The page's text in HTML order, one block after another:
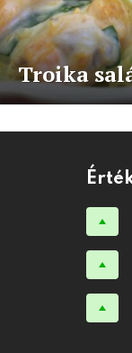
Troika